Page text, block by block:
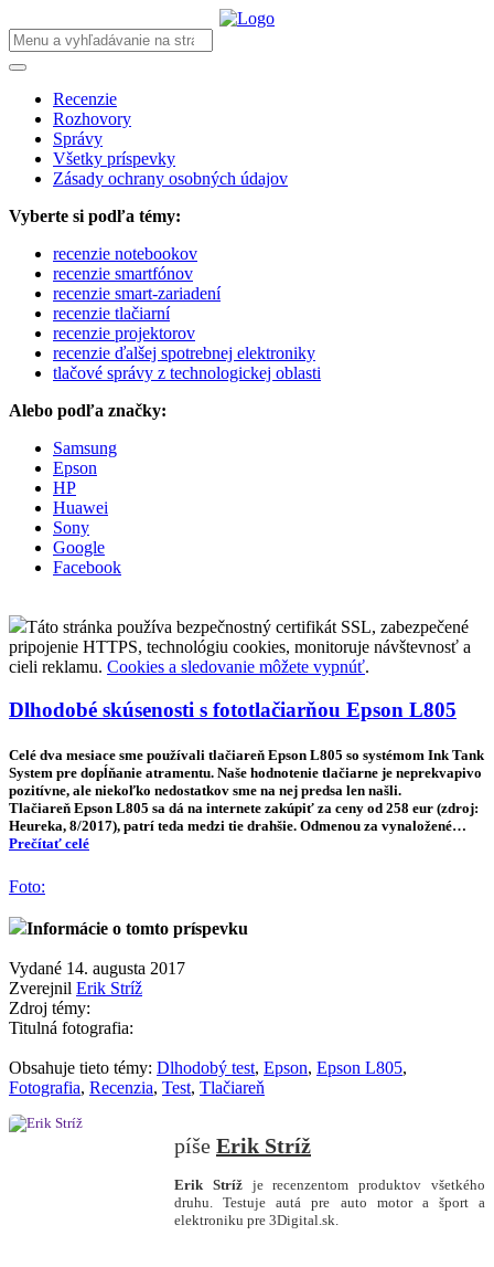
Recenzie
Rozhovory
Správy
Všetky príspevky
Zásady ochrany osobných údajov
Vyberte si podľa témy:
recenzie notebookov
recenzie smartfónov
recenzie smart-zariadení
recenzie tlačiarní
recenzie projektorov
recenzie ďalšej spotrebnej elektroniky
tlačové správy z technologickej oblasti
Alebo podľa značky:
Samsung
Epson
HP
Huawei
Sony
Google
Facebook
Táto stránka používa bezpečnostný certifikát SSL, zabezpečené
pripojenie HTTPS, technológiu cookies, monitoruje návštevnosť a
cieli reklamu. Cookies a sledovanie môžete vypnúť.
Dlhodobé skúsenosti s fototlačiarňou Epson L805
Celé dva mesiace sme používali tlačiareň Epson L805 so systémom Ink Tank
System pre dopĺňanie atramentu. Naše hodnotenie tlačiarne je neprekvapivo
pozitívne, ale niekoľko nedostatkov sme na nej predsa len našli.
Tlačiareň Epson L805 sa dá na internete zakúpiť za ceny od 258 eur (zdroj:
Heureka, 8/2017), patrí teda medzi tie drahšie. Odmenou za vynaložené…
Prečítať celé
Foto:
Informácie o tomto príspevku
Vydané 14. augusta 2017
Zverejnil Erik Stríž
Zdroj témy:
Titulná fotografia:
Obsahuje tieto témy: Dlhodobý test, Epson, Epson L805,
Fotografia, Recenzia, Test, Tlačiareň
Erik Stríž
Erik Strížje recenzentom produktov všetkého
druhu. Testuje autá pre auto motor a šport a
elektroniku pre 3Digital.sk.